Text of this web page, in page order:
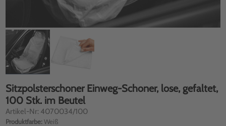
Sitzpolsterschoner Einweg-Schoner, lose, gefaltet,
100 Stk. im Beutel
Artikel-Nr: 4070034/100
Produktfarbe:Weiß